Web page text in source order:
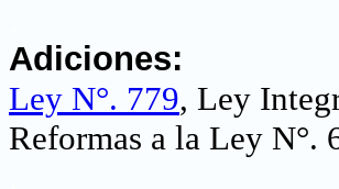
Adiciones:
Ley N°. 779, Ley
Reformas a la Ley N°.